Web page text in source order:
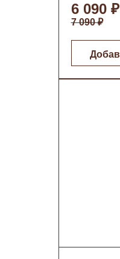
6 090 ₽
7 090 ₽